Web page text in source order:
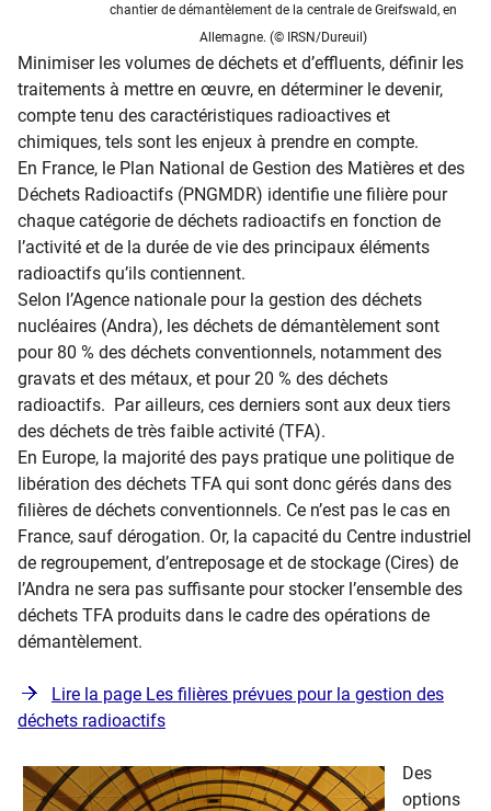
chantier de démantèlement de la centrale de Greifswald, en
Allemagne. (© IRSN/Dureuil)
Minimiser les volumes de déchets et d’effluents, définir les
traitements à mettre en œuvre, en déterminer le devenir,
compte tenu des caractéristiques radioactives et
chimiques, tels sont les enjeux à prendre en compte.
En France, le Plan National de Gestion des Matières et des
Déchets Radioactifs (PNGMDR) identifie une filière pour
chaque catégorie de déchets radioactifs en fonction de
l’activité et de la durée de vie des principaux éléments
radioactifs qu’ils contiennent.
Selon l’Agence nationale pour la gestion des déchets
nucléaires (Andra), les déchets de démantèlement sont
pour 80 % des déchets conventionnels, notamment des
gravats et des métaux, et pour 20 % des déchets
radioactifs. Par ailleurs, ces derniers sont aux deux tiers
des déchets de très faible activité (TFA).
En Europe, la majorité des pays pratique une politique de
libération des déchets TFA qui sont donc gérés dans des
filières de déchets conventionnels. Ce n’est pas le cas en
France, sauf dérogation. Or, la capacité du Centre industriel
de regroupement, d’entreposage et de stockage (Cires) de
l’Andra ne sera pas suffisante pour stocker l’ensemble des
déchets TFA produits dans le cadre des opérations de
démantèlement.
Lire la page Les filières prévues pour la gestion des
déchets radioactifs
Des
options